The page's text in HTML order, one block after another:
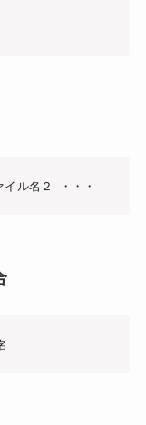
ル名２ ・・・